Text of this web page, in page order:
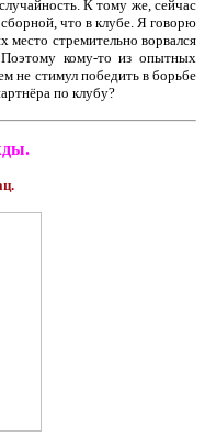
К тому же, сейчас
что в клубе. Я говорю
стремительно ворвался
кому-то из опытных
не стимул победить в борьбе
по клубу?